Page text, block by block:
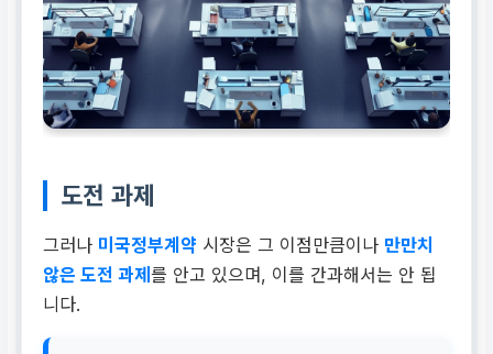
도전 과제
그러나 미국정부계약 시장은 그 이점만큼이나 만만치
않은 도전 과제를 안고 있으며, 이를 간과해서는 안 됩
니다.